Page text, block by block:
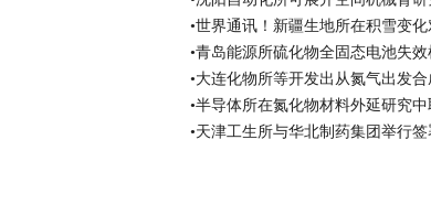
•世界通讯！新疆生地所在积雪变
•青岛能源所硫化物全固态电池失
•大连化物所等开发出从氮气出发
•半导体所在氮化物材料外延研究
•天津工生所与华北制药集团举行